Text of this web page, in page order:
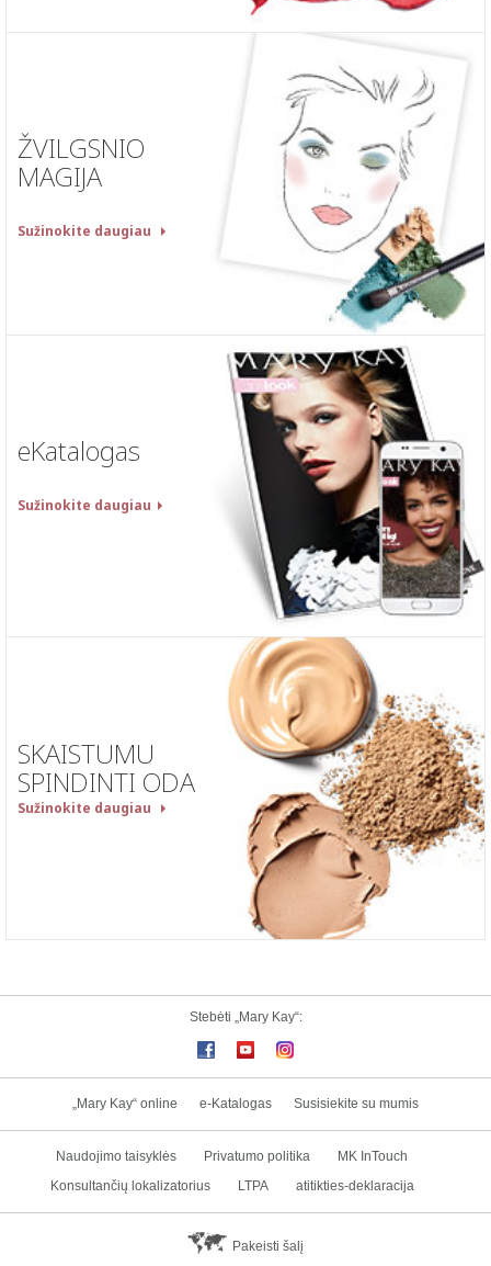
ŽVILGSNIO
MAGIJA
Sužinokite daugiau
eKatalogas
Sužinokite daugiau
SKAISTUMU
SPINDINTI ODA
Sužinokite daugiau
Stebėti „Mary Kay“:
„Mary Kay“ online e-Katalogas Susisiekite su mumis
Naudojimo taisyklės Privatumo politika
MK InTouch
Konsultančių lokalizatorius
LTPA atitikties-deklaracija
Pakeisti šalį